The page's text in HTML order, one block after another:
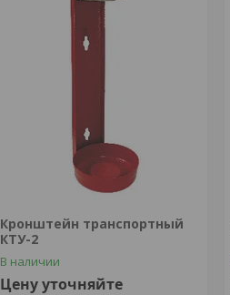
Кронштейн транспортный
КТУ-2
В наличии
Цену уточняйте